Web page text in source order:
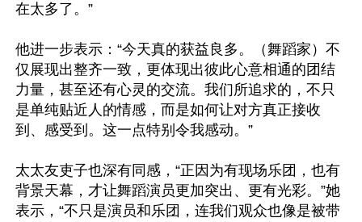
在太多了。”
他进一步表示：“今天真的获益良多。（舞蹈家）不
仅展现出整齐一致，更体现出彼此心意相通的团结
力量，甚至还有心灵的交流。我们所追求的，不只
是单纯贴近人的情感，而是如何让对方真正接收
到、感受到。这一点特别令我感动。”
太太友吏子也深有同感，“正因为有现场乐团，也有
背景天幕，才让舞蹈演员更加突出、更有光彩。”她
表示，“不只是演员和乐团，连我们观众也像是被带